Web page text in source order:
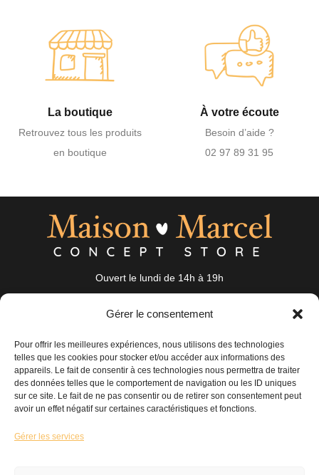
Gérer le consentement
Pour offrir les meilleures expériences, nous utilisons des technologies
telles que les cookies pour stocker et/ou accéder aux informations des
appareils. Le fait de consentir à ces technologies nous permettra de traiter
des données telles que le comportement de navigation ou les ID uniques
sur ce site. Le fait de ne pas consentir ou de retirer son consentement peut
avoir un effet négatif sur certaines caractéristiques et fonctions.
Gérer les services
La boutique
Retrouvez tous les produits
en boutique
À votre écoute
Besoin d’aide ?
02 97 89 31 95
Ouvert le lundi de 14h à 19h
19 Rue Auguste Nayel 56100 Lorient
bonjour@maisonmarcel-conceptstore.com
02 97 89 31 95
Maison Mode
Accessoires
Nos coups de cœur
Nouveautés